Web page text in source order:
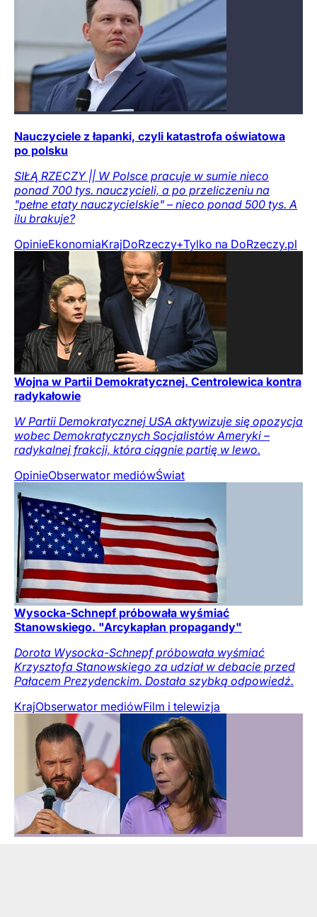
Nauczyciele z łapanki, czyli katastrofa oświatowa
po polsku
SIŁĄ RZECZY || W Polsce pracuje w sumie nieco
ponad 700 tys. nauczycieli, a po przeliczeniu na
"pełne etaty nauczycielskie" – nieco ponad 500 tys. A
ilu brakuje?
OpinieEkonomiaKrajDoRzeczy+Tylko na DoRzeczy.pl
Wojna w Partii Demokratycznej. Centrolewica kontra
radykałowie
W Partii Demokratycznej USA aktywizuje się opozycja
wobec Demokratycznych Socjalistów Ameryki –
radykalnej frakcji, która ciągnie partię w lewo.
OpinieObserwator mediówŚwiat
Wysocka-Schnepf próbowała wyśmiać
Stanowskiego. "Arcykapłan propagandy"
Dorota Wysocka-Schnepf próbowała wyśmiać
Krzysztofa Stanowskiego za udział w debacie przed
Pałacem Prezydenckim. Dostała szybką odpowiedź.
KrajObserwator mediówFilm i telewizja